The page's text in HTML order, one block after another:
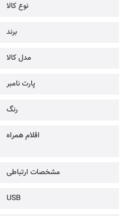
نوع کالا
برند
مدل کالا
پارت نامبر
رنگ
اقلام همراه
مشخصات ارتباطی
USB